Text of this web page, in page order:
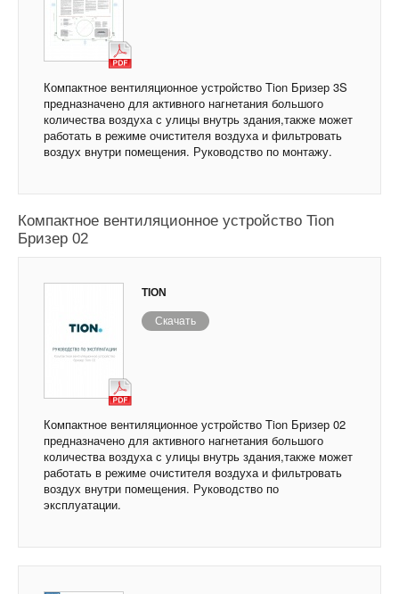
Компактное вентиляционное устройство Tion Бризер 3S
предназначено для активного нагнетания большого
количества воздуха с улицы внутрь здания,также может
работать в режиме очистителя воздуха и фильтровать
воздух внутри помещения. Руководство по монтажу.
Компактное вентиляционное устройство Tion
Бризер 02
TION
Скачать
Компактное вентиляционное устройство Tion Бризер 02
предназначено для активного нагнетания большого
количества воздуха с улицы внутрь здания,также может
работать в режиме очистителя воздуха и фильтровать
воздух внутри помещения. Руководство по
эксплуатации.